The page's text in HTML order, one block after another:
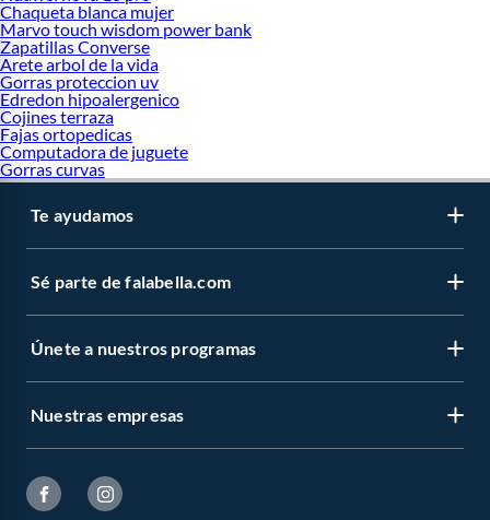
Chaqueta blanca mujer
Marvo touch wisdom power bank
Zapatillas Converse
Arete arbol de la vida
Gorras proteccion uv
Edredon hipoalergenico
Cojines terraza
Fajas ortopedicas
Computadora de juguete
Gorras curvas
Te ayudamos
Sé parte de falabella.com
Únete a nuestros programas
Nuestras empresas